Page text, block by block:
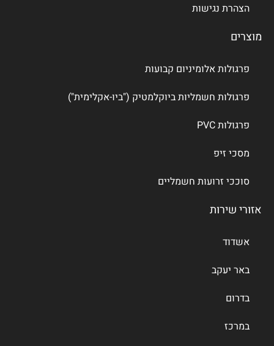
הצהרת נגישות
מוצרים
פרגולות אלומיניום קבועות
פרגולות חשמליות ביוקלמטיק ("ביו-אקלימית")
פרגולות PVC
מסכי זיפ
סוככי זרועות חשמליים
אזורי שירות
אשדוד
באר יעקב
בדרום
במרכז